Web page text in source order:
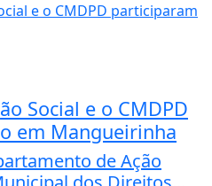
Social e o CMDPD
em Mangueirinha
de Ação